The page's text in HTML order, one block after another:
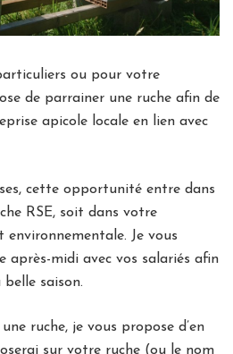
ou pour votre
de parrainer une ruche afin de
apicole locale en lien avec
cette opportunité entre dans
RSE, soit dans votre
Je vous
après-midi avec vos salariés afin
saison.
ruche, je vous propose d’en
sur votre ruche (ou le nom